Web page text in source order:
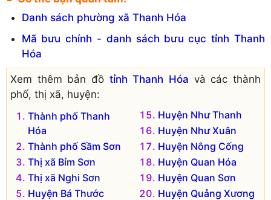
Xã Quảng Hòa
Xã Quảng Hợp
Xã Quảng Khê
Xã Quảng Lộc
Xã Quảng Long
Xã Quảng Lưu
Xã Quảng Trung
Xã Quảng Văn
Xã Tiên Trang
Đơn vị hành chính cũ hiện không còn tồn tại là:
Xã Quảng Lĩnh
Xã Quảng Lợi
Xã Quảng Phong
Xã Quảng Tân
Xã Quảng Vọng
Danh sách phường xã Thanh Hóa
Mã bưu chính - danh sách bưu cục tỉnh Thanh
Hóa
Xem thêm bản đồ tỉnh Thanh Hóa và các thành
phố, thị xã, huyện:
Thành phố Thanh
Hóa
Thành phố Sầm Sơn
Thị xã Bỉm Sơn
Thị xã Nghi Sơn
Huyện Bá Thước
Huyện Như Thanh
Huyện Như Xuân
Huyện Nông Cống
Huyện Quan Hóa
Huyện Quan Sơn
Huyện Quảng Xương